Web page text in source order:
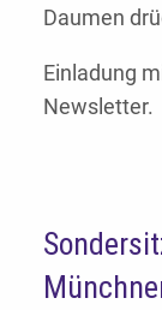
Daumen
Einladung
Newsletter.